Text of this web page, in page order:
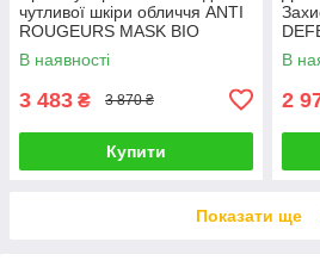
чутливої ​​шкіри обличчя ANTI
ROUGEURS MASK BIO
PHYTO CHRISTINA (крок 6с)
250 мл
В наявності
3 483 ₴ 3 870 ₴
Купити
В
2
Показати ще